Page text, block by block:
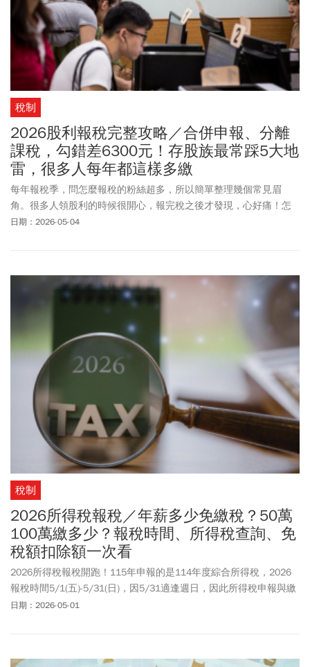
稅制
2026股利報稅完整攻略／合併申報、分離
課稅，勾錯差6300元！存股族最常踩5大地
雷，很多人每年都這樣多繳
每年報稅季，問怎麼報稅的粉絲超多，所以簡單整理幾個常見眉
角。很多人領股利的時候很開心，報完稅之後才發現，心好痛！怎
麼繳這麼多？甚至還要補稅？老實說，問題通常不是收入太高，是
日期：2026-05-04
稅制
2026所得稅報稅／年薪多少免繳稅？50萬
100萬繳多少？報稅時間、所得稅查詢、免
稅額扣除額一次看
2026所得稅報稅開跑！115年申報的是114年度綜合所得稅，2026
報稅時間5/1(五)-5/31(日)，因5/31適逢週日，因此所得稅申報與繳
納截止日依法順延至6/1(一)。不少人關心綜合所得稅報稅門檻，哪
日期：2026-05-01